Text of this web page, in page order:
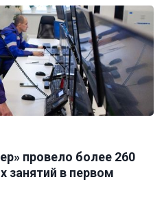
провело более 260
занятий в первом